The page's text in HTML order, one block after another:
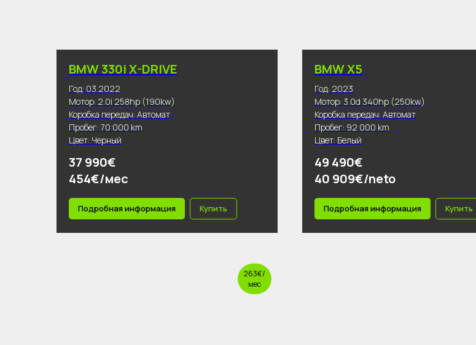
BMW 330i X-DRIVE
Год: 03.2022
Мотор: 2.0i 258hp (190kw)
Коробка передач: Автомат
Пробег: 70 000 km
Цвет: Черный
37 990€
454€/мес
Подробная информация Купить
BMW X5
Год: 2023
Мотор: 3.0d 340hp (250kw)
Коробка передач: Автомат
Пробег: 92 000 km
Цвет: Белый
49 490€
40 909€/neto
Подробная информация Купить
263€/
мес